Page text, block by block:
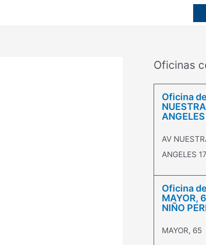
Oficinas
Oficina
AV
ANGELES 17
Oficina
MAYOR,
NIÑO
MAYOR, 65